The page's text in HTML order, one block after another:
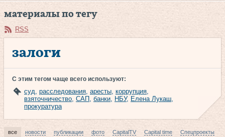
материалы по тегу
RSS
залоги
С этим тегом чаще всего используют:
суд, расследования, аресты, коррупция,
взяточничество, САП , банки, НБУ, Елена Лукаш,
прокуратура
все новости публикации фото CapitalTV Capital time
Спецпроекты